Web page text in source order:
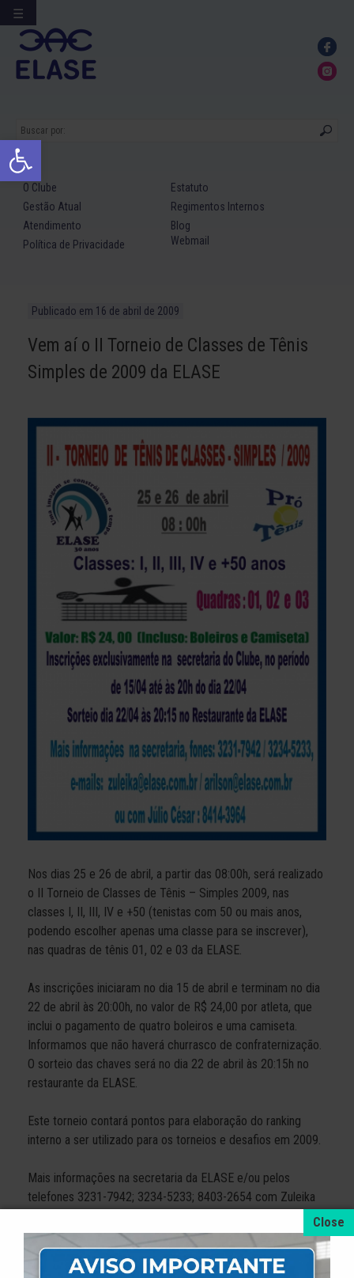
Ir
para
conteúdo
O Clube
Estatuto
Gestão Atual
Regimentos Internos
Atendimento
Blog
Política de Privacidade
Webmail
Publicado em 16 de abril de 2009
Vem aí o II Torneio de Classes de Tênis
Simples de 2009 da ELASE
Nos dias 25 e 26 de abril, a partir das 08:00h, será realizado
o II Torneio de Classes de Tênis – Simples 2009, nas
classes I, II, III, IV e +50 (tenistas com 50 ou mais anos,
podendo escolher apenas uma classe para se inscrever),
nas quadras de tênis 01, 02 e 03 da ELASE.
As inscrições iniciaram no dia 15 de abril e terminam no dia
22 de abril às 20:00h, no valor de R$ 24,00 por atleta, que
inclui o pagamento de quatro boleiros e uma camiseta.
Informamos que não haverá churrasco de confraternização.
O sorteio das chaves será no dia 22 de abril às 20:15h no
restaurante da ELASE.
Este torneio contará pontos para elaboração do ranking
interno a ser utilizado para os torneios e desafios em 2009.
Mais informações na secretaria da ELASE e/ou pelos
telefones 3231-7942; 3234-5233; 8403-2654 com Zuleika
OBS: A quadra 04 estará liberada para recreação.
☰
Abrir a barra de ferramentas